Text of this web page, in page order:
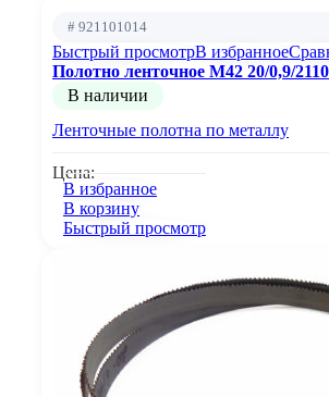
# 921101014
Быстрый просмотрВ избранное
Полотно ленточное М42 20/0,9/
В наличии
Ленточные полотна по металлу
Цена:
В избранное
В корзину
Быстрый просмотр